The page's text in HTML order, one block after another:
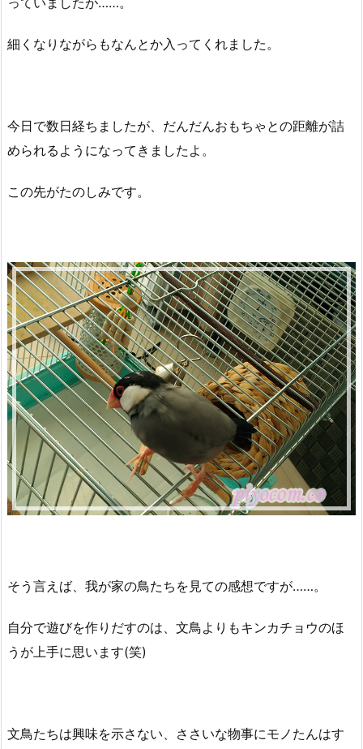
細くなりながらもなんとか入ってくれました。
今日で数日経ちましたが、だんだんおもちゃとの距離が詰
められるようになってきましたよ。
この先がたのしみです。
そう言えば、我が家の鳥たちを見ての感想ですが……。
自分で遊びを作りだすのは、文鳥よりもキンカチョウのほ
うが上手に思います(笑)
文鳥たちは興味を示さない、ささいな物事にモノたんはす